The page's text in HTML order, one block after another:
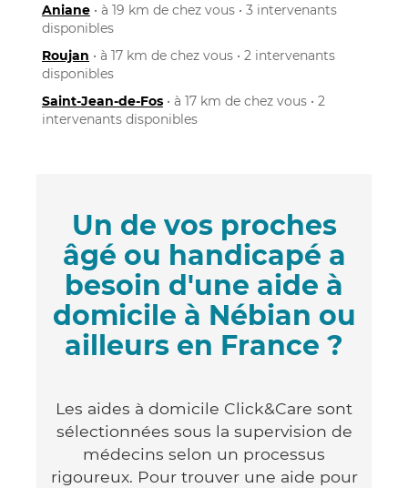
Aniane • à 19 km de chez vous • 3 intervenants
disponibles
Roujan • à 17 km de chez vous • 2 intervenants
disponibles
Saint-Jean-de-Fos • à 17 km de chez vous • 2
intervenants disponibles
Un de vos proches
âgé ou handicapé a
besoin d'une aide à
domicile à Nébian ou
ailleurs en France ?
Les aides à domicile Click&Care sont
sélectionnées sous la supervision de
médecins selon un processus
rigoureux. Pour trouver une aide pour